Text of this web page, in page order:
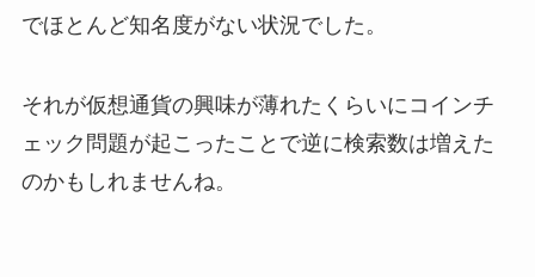
でほとんど知名度がない状況でした。
それが仮想通貨の興味が薄れたくらいにコインチ
ェック問題が起こったことで逆に検索数は増えた
のかもしれませんね。